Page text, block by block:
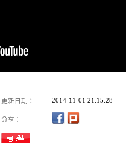
更新日期： 2014-11-01 21:15:28
分享：